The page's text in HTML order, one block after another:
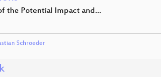
the Potential Impact and…
Schroeder